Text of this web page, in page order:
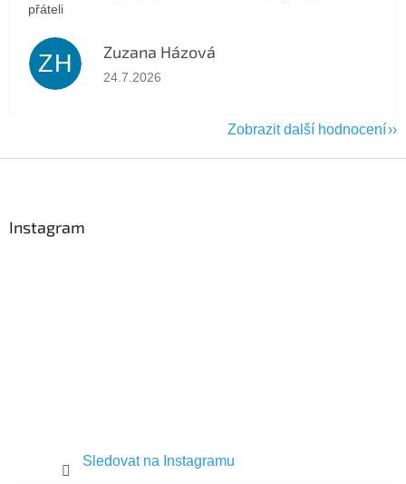
přáteli
ZH Zuzana Házová
Hodnocení obchodu je 5 z 5 hvězdiček.
24.7.2026
Zobrazit další hodnocení
Instagram
Sledovat na Instagramu